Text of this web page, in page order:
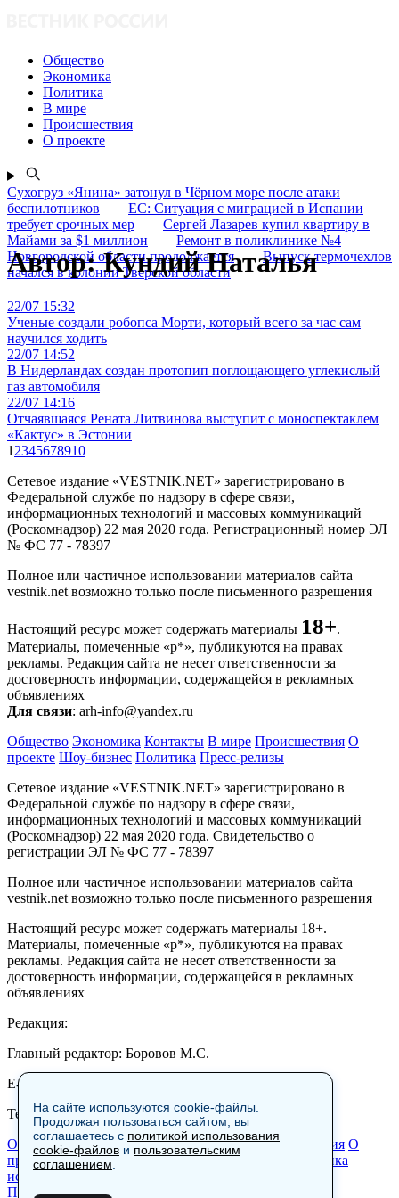
Общество
Экономика
Политика
В мире
Происшествия
О проекте
Сухогруз «Янина» затонул в Чёрном море после атаки
беспилотников
ЕС: Ситуация с миграцией в Испании
требует срочных мер
Сергей Лазарев купил квартиру в
Майами за $1 миллион
Ремонт в поликлинике №4
Новгородской области продолжается
Выпуск термочехлов
начался в колонии Тверской области
Автор:Кундий Наталья
22/07 15:32
Ученые создали робопса Морти, который всего за час сам
научился ходить
22/07 14:52
В Нидерландах создан протопип поглощающего углекислый
газ автомобиля
22/07 14:16
Отчаявшаяся Рената Литвинова выступит с моноспектаклем
«Кактус» в Эстонии
1 2345678910
Сетевое издание «VESTNIK.NET» зарегистрировано в
Федеральной службе по надзору в сфере связи,
информационных технологий и массовых коммуникаций
(Роскомнадзор) 22 мая 2020 года. Регистрационный номер ЭЛ
№ ФС 77 - 78397
Полное или частичное использовании материалов сайта
vestnik.net возможно только после письменного разрешения
Настоящий ресурс может содержать материалы 18+.
Материалы, помеченные «р*», публикуются на правах
рекламы. Редакция сайта не несет ответственности за
достоверность информации, содержащейся в рекламных
объявлениях
Для связи: arh-info@yandex.ru
Общество Экономика Контакты В мире Происшествия О
проекте Шоу-бизнес Политика Пресс-релизы
Сетевое издание «VESTNIK.NET» зарегистрировано в
Федеральной службе по надзору в сфере связи,
информационных технологий и массовых коммуникаций
(Роскомнадзор) 22 мая 2020 года. Свидетельство о
регистрации ЭЛ № ФС 77 - 78397
Полное или частичное использовании материалов сайта
vestnik.net возможно только после письменного разрешения
Настоящий ресурс может содержать материалы 18+.
Материалы, помеченные «р*», публикуются на правах
рекламы. Редакция сайта не несет ответственности за
достоверность информации, содержащейся в рекламных
объявлениях
Редакция:
Главный редактор: Боровов М.С.
E-mail: site@vestnik.net, reb.msk@yandex.ru
Тел.: +7 (921) 720-00-97
Общество Экономика Контакты В мире Происшествия О
проекте Шоу-бизнес Политика Пресс-релизы
Политика
использования cookie-файлов
Пользовательское соглашение
На сайте используются cookie-файлы.
Продолжая пользоваться сайтом, вы
соглашаетесь с политикой использования
cookie-файлов и пользовательским
соглашением